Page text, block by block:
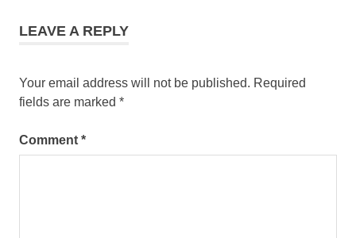
LEAVE A REPLY
Your email address will not be published. Required
fields are marked *
Comment *